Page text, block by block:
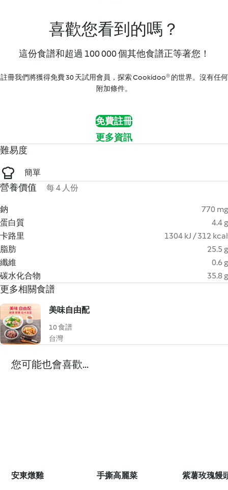
喜歡您看到的嗎？
這份食譜和超過 100 000 個其他食譜正等著您！
註冊我們將獲得免費 30 天試用會員，探索 Cookidoo® 的世界。沒有任何
附加條件。
免費註冊
更多資訊
難易度
簡單
營養價值 每 4 人份
鈉
770 mg
蛋白質
4.4 g
卡路里
1304 kJ / 312 kcal
脂肪
25.5 g
纖維
0.6 g
碳水化合物
35.8 g
更多相關食譜
美味自由配
10 食譜
台灣
您可能也會喜歡...
安東燉雞 手撕高麗菜 紫薯玫瑰饅